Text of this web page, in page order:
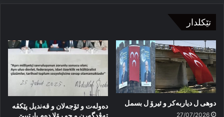
تێکلدار
دوهی ل دیاربەکر و ئیرۆ ل بسمل
27/07/2026
دەولەت و ئۆجەلان و قەندیل پێکڤە